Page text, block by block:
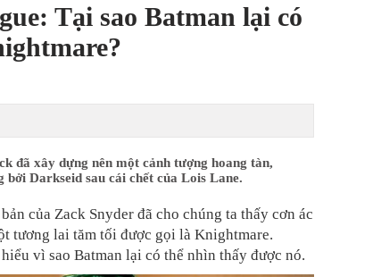
Tại sao Batman lại có
đã xây dựng nên một cảnh tượng hoang tàn,
bởi Darkseid sau cái chết của Lois Lane.
của Zack Snyder đã cho chúng ta thấy cơn ác
tương lai tăm tối được gọi là Knightmare.
vì sao Batman lại có thể nhìn thấy được nó.